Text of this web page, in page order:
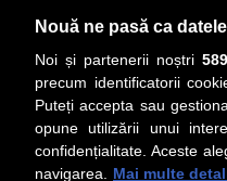
ştirea
Nouă ne pasă ca
Noi și partenerii noștri 589
precum identificatorii
Puteți accepta sau
opune utilizării unui
confidențialitate. Aceste
navigarea.
Mai multe